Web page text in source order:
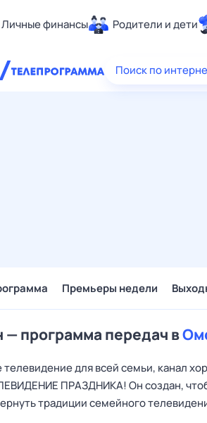
Личные финансы Родители и дети
Здоровье
Поиск по
Премьеры недели
программа передач в
для всей семьи, канал
ПРАЗДНИКА! Он создан,
традиции семейного